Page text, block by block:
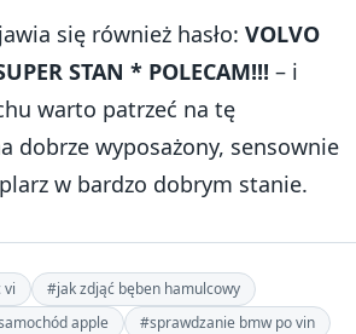
się również hasło: VOLVO
STAN * POLECAM!!! – i
warto patrzeć na tę
dobrze wyposażony, sensownie
w bardzo dobrym stanie.
vi
#jak zdjąć bęben hamulcowy
apple #sprawdzanie bmw po vin